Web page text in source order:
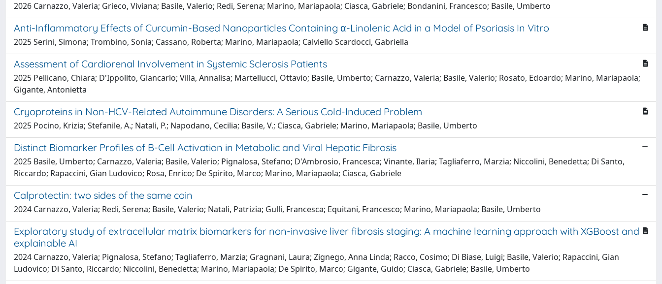
2026 Carnazzo, Valeria; Grieco, Viviana; Basile, Valerio; Redi, Serena; Marino, Mariapaola; Ciasca, Gabriele; Bondanini, Francesco; Basile, Umberto
Anti-Inflammatory Effects of Curcumin-Based Nanoparticles Containing α-Linolenic Acid in a Model of Psoriasis In Vitro
2025 Serini, Simona; Trombino, Sonia; Cassano, Roberta; Marino, Mariapaola; Calviello Scardocci, Gabriella
Assessment of Cardiorenal Involvement in Systemic Sclerosis Patients
2025 Pellicano, Chiara; D'Ippolito, Giancarlo; Villa, Annalisa; Martellucci, Ottavio; Basile, Umberto; Carnazzo, Valeria; Basile, Valerio; Rosato, Edoardo; Marino, Mariapaola;
Gigante, Antonietta
Cryoproteins in Non-HCV-Related Autoimmune Disorders: A Serious Cold-Induced Problem
2025 Pocino, Krizia; Stefanile, A.; Natali, P.; Napodano, Cecilia; Basile, V.; Ciasca, Gabriele; Marino, Mariapaola; Basile, Umberto
Distinct Biomarker Profiles of B-Cell Activation in Metabolic and Viral Hepatic Fibrosis
2025 Basile, Umberto; Carnazzo, Valeria; Basile, Valerio; Pignalosa, Stefano; D'Ambrosio, Francesca; Vinante, Ilaria; Tagliaferro, Marzia; Niccolini, Benedetta; Di Santo,
Riccardo; Rapaccini, Gian Ludovico; Rosa, Enrico; De Spirito, Marco; Marino, Mariapaola; Ciasca, Gabriele
Calprotectin: two sides of the same coin
2024 Carnazzo, Valeria; Redi, Serena; Basile, Valerio; Natali, Patrizia; Gulli, Francesca; Equitani, Francesco; Marino, Mariapaola; Basile, Umberto
Exploratory study of extracellular matrix biomarkers for non-invasive liver fibrosis staging: A machine learning approach with XGBoost and
explainable AI
2024 Carnazzo, Valeria; Pignalosa, Stefano; Tagliaferro, Marzia; Gragnani, Laura; Zignego, Anna Linda; Racco, Cosimo; Di Biase, Luigi; Basile, Valerio; Rapaccini, Gian
Ludovico; Di Santo, Riccardo; Niccolini, Benedetta; Marino, Mariapaola; De Spirito, Marco; Gigante, Guido; Ciasca, Gabriele; Basile, Umberto